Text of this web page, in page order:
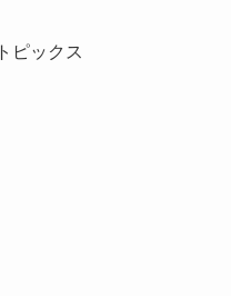
トピックス